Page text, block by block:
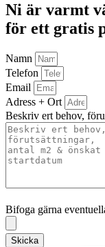
Ni är varmt
för ett gratis
Namn
Telefon
Email
Adress + Ort
Beskriv ert behov,
Bifoga gärna
Skicka